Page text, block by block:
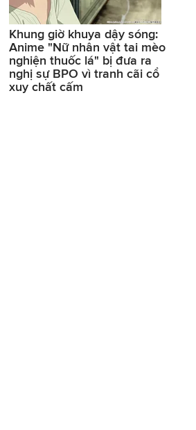
Khung giờ khuya dậy sóng:
Anime "Nữ nhân vật tai mèo
nghiện thuốc lá" bị đưa ra
nghị sự BPO vì tranh cãi cổ
xuy chất cấm